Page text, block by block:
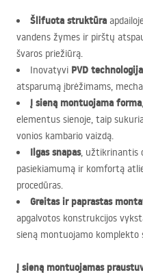
Šlifuota struktūra
vandens žymes ir pirštų
švaros priežiūrą.
Inovatyvi PVD technologija
atsparumą įbrėžimams,
Į sieną montuojama forma
elementus sienoje, taip
vonios kambario vaizdą.
Ilgas snapas, užtikrinantis
pasiekiamumą ir komfortą
procedūras.
Greitas ir paprastas
apgalvotos konstrukcijos
sieną montuojamo komplekto
Į sieną montuojamas